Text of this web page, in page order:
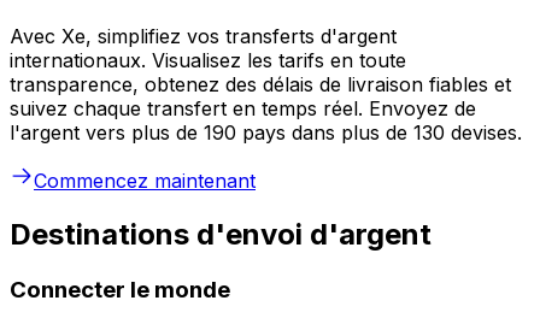
Avec Xe, simplifiez vos transferts d'argent
internationaux. Visualisez les tarifs en toute
transparence, obtenez des délais de livraison fiables et
suivez chaque transfert en temps réel. Envoyez de
l'argent vers plus de 190 pays dans plus de 130 devises.
Commencez maintenant
Destinations d'envoi d'argent
Connecter le monde